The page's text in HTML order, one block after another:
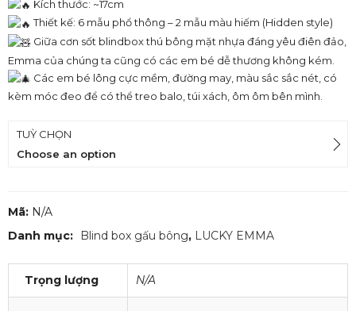
Kích thước: ~17cm
Thiết kế: 6 mẫu phổ thông – 2 mẫu màu hiếm (Hidden style)
Giữa cơn sốt blindbox thú bông mặt nhựa đáng yêu điên đảo,
Emma của chúng ta cũng có các em bé dễ thương không kém.
Các em bé lông cực mềm, đường may, màu sắc sắc nét, có
kèm móc đeo để có thể treo balo, túi xách, ôm ôm bên mình.
TUỲ CHỌN
Choose an option
Mã: N/A
Danh mục:
Blind box gấu bông, LUCKY EMMA
Trọng lượng N/A